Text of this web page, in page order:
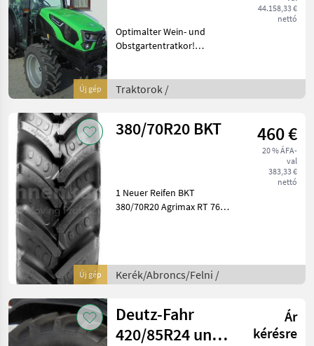
Új gép
44.158,33 €
nettó
Optimalter Wein- und
Obstgartentratkor!
Komfortkupplung,
Ölkühler, Mengenregler,
echte 4
Traktorok /
Új gép
380/70R20 BKT 460 €
20 % ÁFA-
val
383,33 €
nettó
1 Neuer Reifen BKT
380/70R20 Agrimax RT 765
mittleren Leistungsbereich.
Ha
Kerék/Abroncs/Felni /
Deutz-Fahr
420/85R24 und
Ár
kérésre